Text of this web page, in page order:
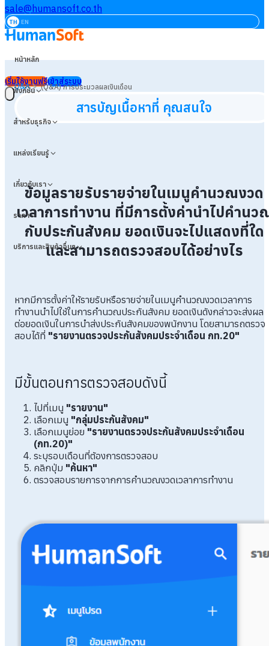
sale@humansoft.co.th
TH EN
หน้าหลัก
ฟังก์ชัน
สำหรับธุรกิจ
แหล่งเรียนรู้
เกี่ยวกับเรา
ราคา
บริการและสินค้าอื่นๆ
เริ่มใช้งานฟรีเข้าสู่ระบบ
Q&A>(Q&A) การประมวลผลเงินเดือน
สารบัญเนื้อหาที่ คุณสนใจ
ข้อมูลรายรับรายจ่ายในเมนูคำนวณงวด
เวลาการทำงาน ที่มีการตั้งค่านำไปคำนว
กับประกันสังคม ยอดเงินจะไปแสดงที่ใด
และสามารถตรวจสอบได้อย่างไร
หากมีการตั้งค่าให้รายรับหรือรายจ่ายในเมนูคำนวณงวดเวลาการ
ทำงานนำไปใช้ในการคำนวณประกันสังคม ยอดเงินดังกล่าวจะส่งผล
ต่อยอดเงินในการนำส่งประกันสังคมของพนักงาน โดยสามารถตรวจ
สอบได้ที่ "รายงานตรวจประกันสังคมประจำเดือน กท.20"
มีขั้นตอนการตรวจสอบดังนี้
ไปที่เมนู "รายงาน"
เลือกเมนู "กลุ่มประกันสังคม"
เลือกเมนูย่อย "รายงานตรวจประกันสังคมประจำเดือน
(กท.20)"
ระบุรอบเดือนที่ต้องการตรวจสอบ
คลิกปุ่ม "ค้นหา"
ตรวจสอบรายการจากการคำนวณงวดเวลาการทำงาน